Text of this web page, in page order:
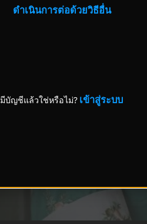
ดำเนินการต่อด้วยวิธีอื่น
มีบัญชีแล้วใช่หรือไม่? เข้าสู่ระบบ